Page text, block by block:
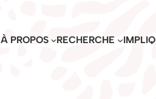
À PROPOS RECHERCHE